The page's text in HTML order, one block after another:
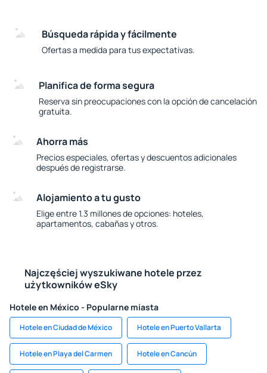
Búsqueda rápida y fácilmente
Ofertas a medida para tus expectativas.
Planifica de forma segura
Reserva sin preocupaciones con la opción de cancelación
gratuita.
Ahorra más
Precios especiales, ofertas y descuentos adicionales
después de registrarse.
Alojamiento a tu gusto
Elige entre 1.3 millones de opciones: hoteles,
apartamentos, cabañas y otros.
Najczęściej wyszukiwane hotele przez
użytkowników eSky
Hotele en México - Popularne miasta
Hotele en Ciudad de México Hotele en Puerto Vallarta
Hotele en Playa del Carmen Hotele en Cancún